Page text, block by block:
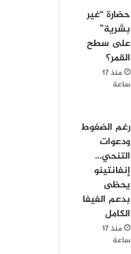
حضارة “غير
بشرية”
على سطح
القمر؟
منذ 17
ساعة
رغم الضغوط
ودعوات
التنحي…
إنفانتينو
يحظى
بدعم الفيفا
الكامل
منذ 17
ساعة